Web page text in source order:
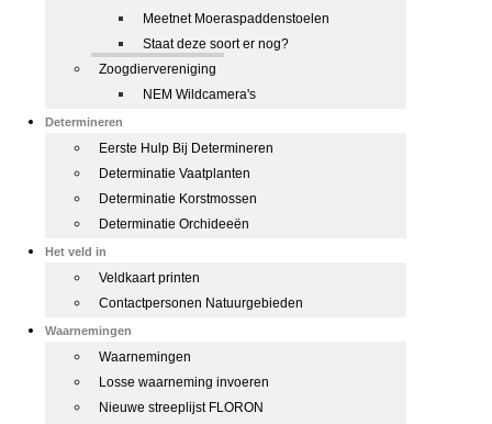
Meetnet Moeraspaddenstoelen
Staat deze soort er nog?
Zoogdiervereniging
NEM Wildcamera's
Determineren
Eerste Hulp Bij Determineren
Determinatie Vaatplanten
Determinatie Korstmossen
Determinatie Orchideeën
Het veld in
Veldkaart printen
Contactpersonen Natuurgebieden
Waarnemingen
Waarnemingen
Losse waarneming invoeren
Nieuwe streeplijst FLORON